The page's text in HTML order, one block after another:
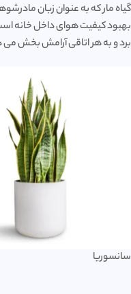
گیاه مار که به عنوان زبان
بهبود کیفیت هوای داخل خانه
برد و به هر اتاقی آرامش بخش
سانسوریا